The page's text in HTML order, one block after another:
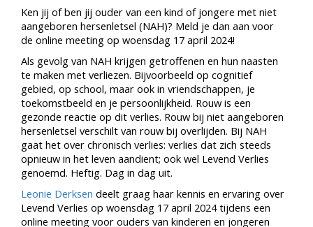
Ken jij of ben jij ouder van een kind of jongere met niet
aangeboren hersenletsel (NAH)? Meld je dan aan voor
de online meeting op woensdag 17 april 2024!
Als gevolg van NAH krijgen getroffenen en hun naasten
te maken met verliezen. Bijvoorbeeld op cognitief
gebied, op school, maar ook in vriendschappen, je
toekomstbeeld en je persoonlijkheid. Rouw is een
gezonde reactie op dit verlies. Rouw bij niet aangeboren
hersenletsel verschilt van rouw bij overlijden. Bij NAH
gaat het over chronisch verlies: verlies dat zich steeds
opnieuw in het leven aandient; ook wel Levend Verlies
genoemd. Heftig. Dag in dag uit.
Leonie Derksen deelt graag haar kennis en ervaring over
Levend Verlies op woensdag 17 april 2024 tijdens een
online meeting voor ouders van kinderen en jongeren